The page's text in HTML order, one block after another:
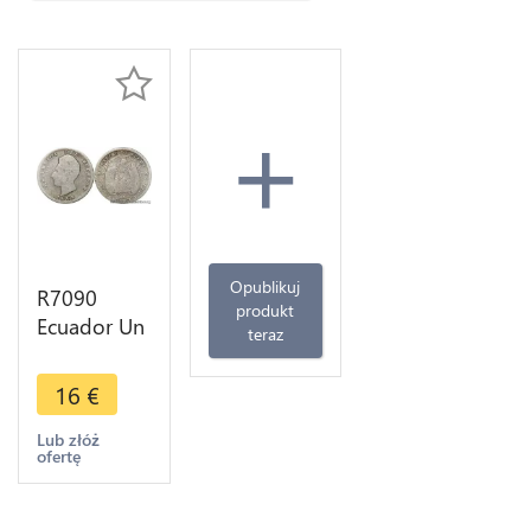
R7090
Ecuador Un
Sucre 1889
Santiago
Chili Silver -
> Make
16 €
Lub złóż
ofertę
+
Opublikuj
produkt
teraz